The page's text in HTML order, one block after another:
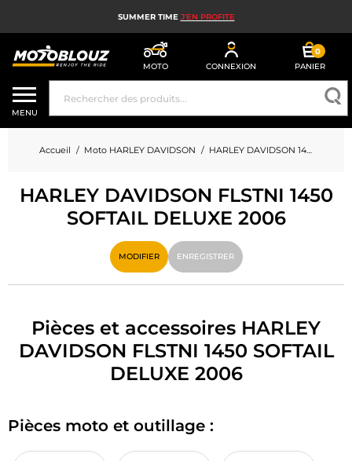
SUMMER TIME J'EN PROFITE
MOTO CONNEXION
0
PANIER
CASQUE MOTO
ÉQUIPEMENT MOTO HOMME
ÉQUIPEMENT MOTO FEMME
MX, ENDURO ET TRIAL
HIGH TECH MOTO
AIRBAG MOTO
ACCESSOIRES MOTO
BAGAGERIE MOTO
MENU
Accueil Moto HARLEY DAVIDSON HARLEY DAVIDSON 1450 FLSTNI 1450 SOFTAIL DELUXE
HARLEY DAVIDSON FLSTNI 1450
SOFTAIL DELUXE 2006
MODIFIER ENREGISTRER
Pièces et accessoires HARLEY
DAVIDSON FLSTNI 1450 SOFTAIL
DELUXE 2006
Pièces moto et outillage :